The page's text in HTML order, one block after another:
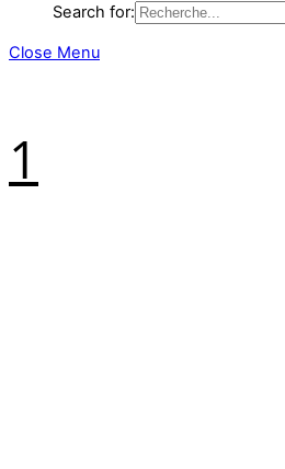
Search for:
Close Menu
1